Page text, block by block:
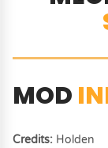
MOD
Credits: Holden